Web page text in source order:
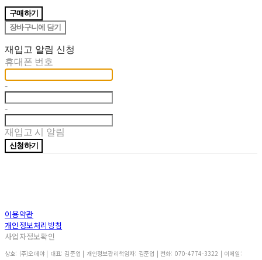
구매하기
장바구니에 담기
재입고 알림 신청
휴대폰 번호
-
-
재입고 시 알림
신청하기
이용약관
개인정보처리방침
사업자정보확인
상호: (주)오데야 | 대표: 김준엽 | 개인정보관리책임자: 김준엽 | 전화: 070-4774-3322 | 이메일: